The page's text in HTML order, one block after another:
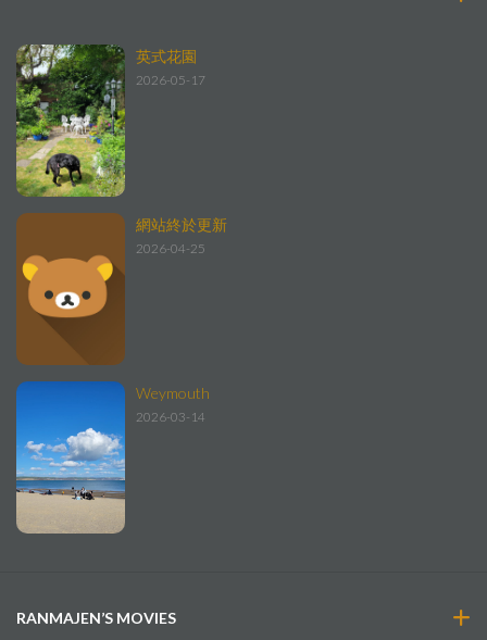
英式花園
2026-05-17
網站終於更新
2026-04-25
Weymouth
2026-03-14
RANMAJEN’S MOVIES